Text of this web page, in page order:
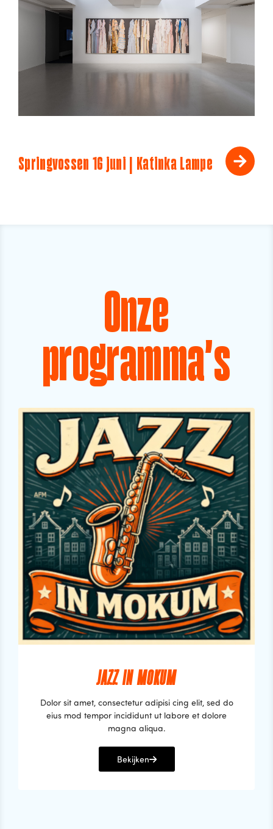
Springvossen 16 juni | Katinka Lampe
Onze
programma's
JAZZ IN MOKUM
Dolor sit amet, consectetur adipisi cing elit, sed do
eius mod tempor incididunt ut labore et dolore
magna aliqua.
Bekijken